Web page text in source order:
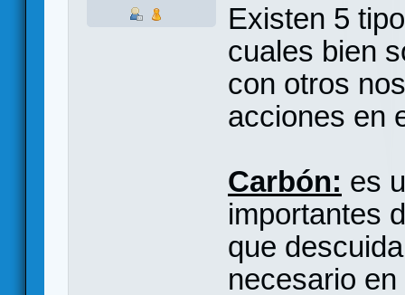
Existen 5
cuales bien
con otros
acciones en
Carbón: es
importantes
que
necesario